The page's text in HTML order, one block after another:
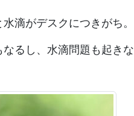
滴がデスクにつきがち。
るし、水滴問題も起きな